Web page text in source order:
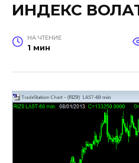
ИНДЕКС
НА ЧТЕНИЕ
1 мин